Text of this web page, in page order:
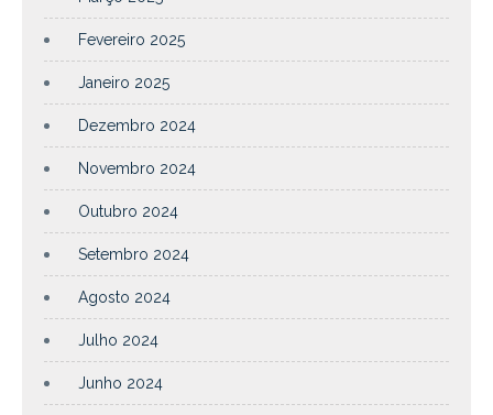
Fevereiro 2025
Janeiro 2025
Dezembro 2024
Novembro 2024
Outubro 2024
Setembro 2024
Agosto 2024
Julho 2024
Junho 2024